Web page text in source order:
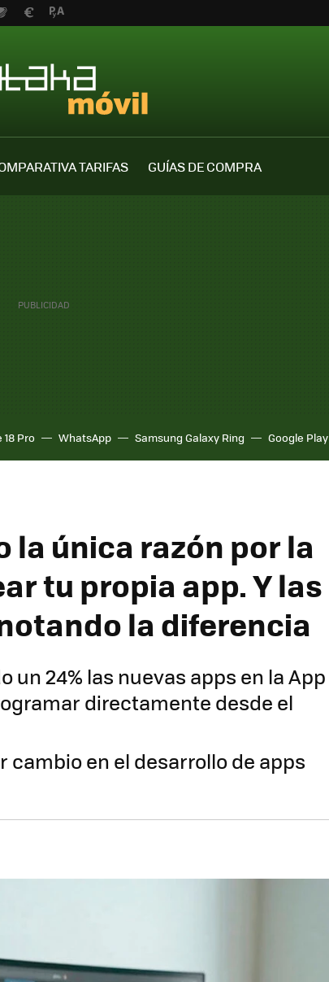
TARIFAS
GUÍAS DE COMPRA
18 Pro WhatsApp Samsung Galaxy Ring Google Play
la única razón por la
tu propia app. Y las
la diferencia
un 24% las nuevas apps en la App
directamente desde el
cambio en el desarrollo de apps